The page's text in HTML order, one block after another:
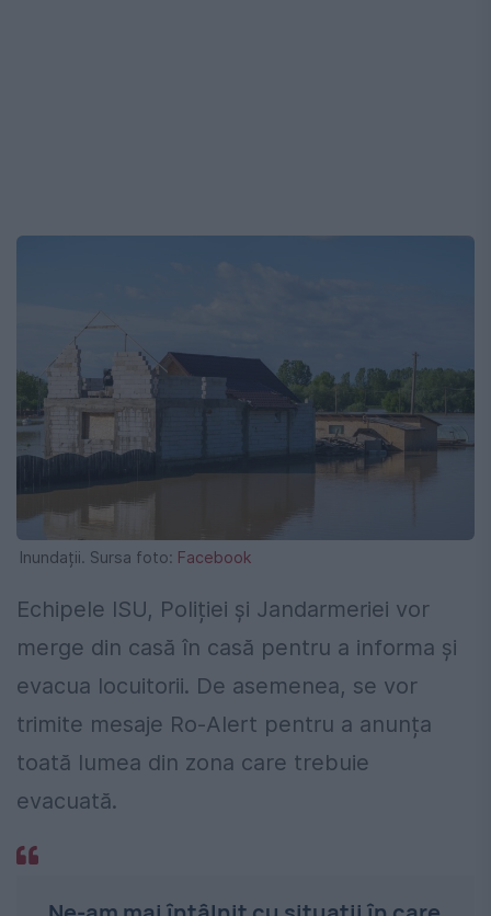
Inundații. Sursa foto: Facebook
Echipele ISU, Poliției și Jandarmeriei vor
merge din casă în casă pentru a informa și
evacua locuitorii. De asemenea, se vor
trimite mesaje Ro-Alert pentru a anunța
toată lumea din zona care trebuie
evacuată.